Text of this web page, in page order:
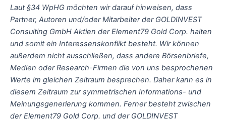
Laut §34 WpHG möchten wir darauf hinweisen, dass
Partner, Autoren und/oder Mitarbeiter der GOLDINVEST
Consulting GmbH Aktien der Element79 Gold Corp. halten
und somit ein Interessenskonflikt besteht. Wir können
außerdem nicht ausschließen, dass andere Börsenbriefe,
Medien oder Research-Firmen die von uns besprochenen
Werte im gleichen Zeitraum besprechen. Daher kann es in
diesem Zeitraum zur symmetrischen Informations- und
Meinungsgenerierung kommen. Ferner besteht zwischen
der Element79 Gold Corp. und der GOLDINVEST